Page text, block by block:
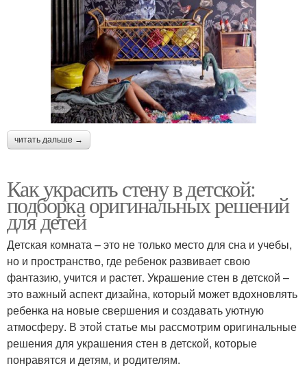
читать дальше →
Как украсить стену в детской:
подборка оригинальных решений
для детей
Детская комната – это не только место для сна и учебы,
но и пространство, где ребенок развивает свою
фантазию, учится и растет. Украшение стен в детской –
это важный аспект дизайна, который может вдохновлять
ребенка на новые свершения и создавать уютную
атмосферу. В этой статье мы рассмотрим оригинальные
решения для украшения стен в детской, которые
понравятся и детям, и родителям.